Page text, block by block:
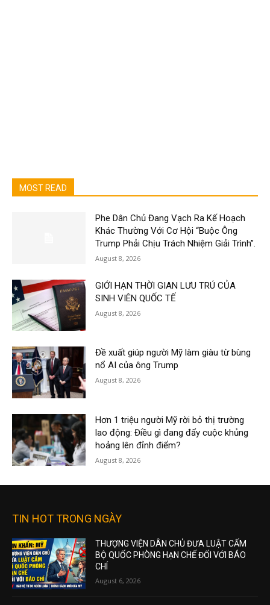
MOST READ
Phe Dân Chủ Đang Vạch Ra Kế Hoạch
Khác Thường Với Cơ Hội “Buộc Ông
Trump Phải Chịu Trách Nhiệm Giải Trình”.
August 8, 2026
GIỚI HẠN THỜI GIAN LƯU TRÚ CỦA
SINH VIÊN QUỐC TẾ
August 8, 2026
Đề xuất giúp người Mỹ làm giàu từ bùng
nổ AI của ông Trump
August 8, 2026
Hơn 1 triệu người Mỹ rời bỏ thị trường
lao động: Điều gì đang đẩy cuộc khủng
hoảng lên đỉnh điểm?
August 8, 2026
TIN HOT TRONG NGÀY
THƯỢNG VIỆN DÂN CHỦ ĐƯA LUẬT CẤM
BỘ QUỐC PHÒNG HẠN CHẾ ĐỐI VỚI BÁO
CHÍ
August 6, 2026